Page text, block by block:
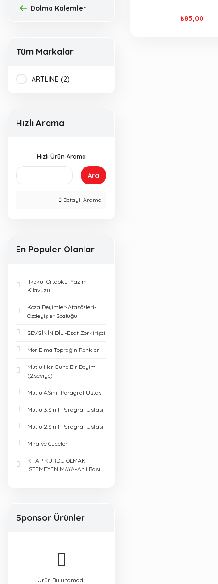
Dolma Kalemler
Tüm Markalar
ARTLİNE (2)
Hızlı Arama
Hızlı Ürün Arama
Ara
Detaylı Arama
En Populer Olanlar
İlkokul Ortaokul Yazim
Kilavuzu
Koza Deyimler-Atasözleri-
Özdeyişler Sözlüğü
SEVGİNİN DİLİ-Esat Zorkirişçi
Mor Elma Toprağin Renkleri
Mutlu Her Güne Bir Deyim
(2.seviye)
Mutlu 4.Sınıf Paragraf Ustasi
Mutlu 3.Sınıf Paragraf Ustasi
Mutlu 2.Sınıf Paragraf Ustasi
Mira ve Cüceler
KİTAP KURDU OLMAK
İSTEMEYEN MAYA-Anıl Basılı
Sponsor Ürünler
Ürün Bulunamadı.
₺85,00